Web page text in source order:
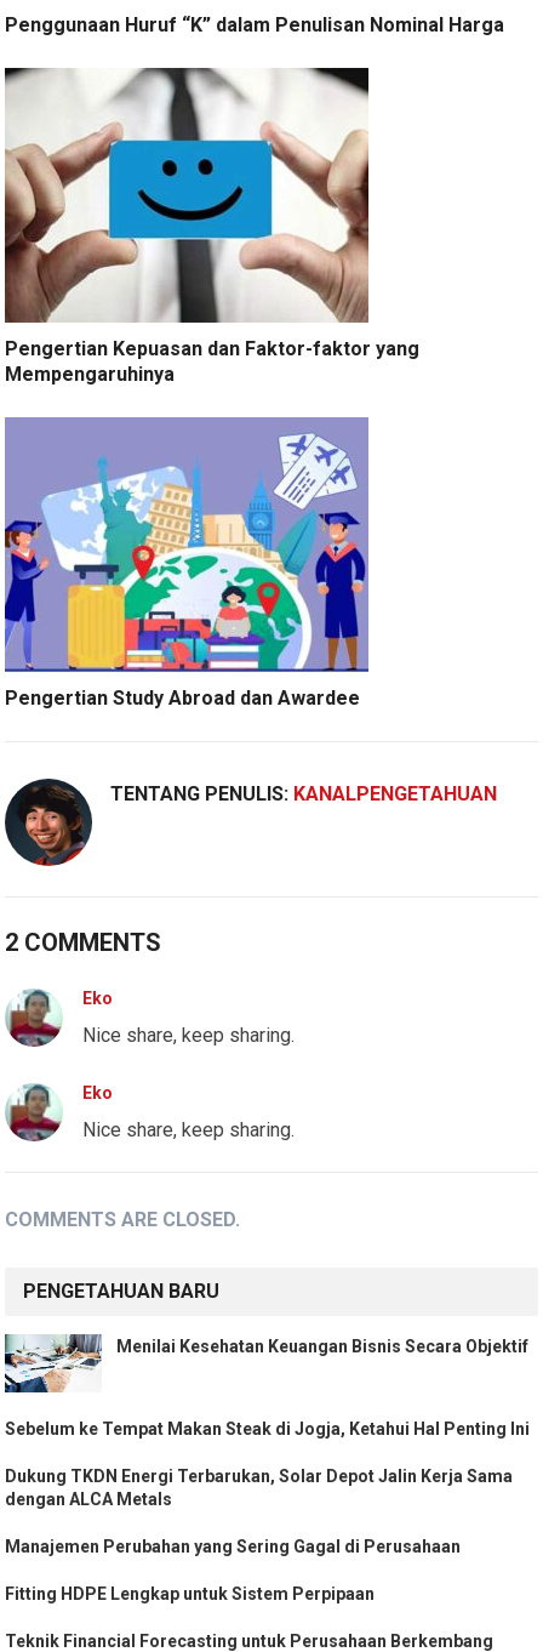
Penggunaan Huruf “K” dalam Penulisan Nominal Harga
Pengertian Kepuasan dan Faktor-faktor yang
Mempengaruhinya
Pengertian Study Abroad dan Awardee
TENTANG PENULIS: KANALPENGETAHUAN
2 COMMENTS
Eko
Nice share, keep sharing.
Eko
Nice share, keep sharing.
COMMENTS ARE CLOSED.
PENGETAHUAN BARU
Menilai Kesehatan Keuangan Bisnis Secara Objektif
Sebelum ke Tempat Makan Steak di Jogja, Ketahui Hal Penting Ini
Dukung TKDN Energi Terbarukan, Solar Depot Jalin Kerja Sama
dengan ALCA Metals
Manajemen Perubahan yang Sering Gagal di Perusahaan
Fitting HDPE Lengkap untuk Sistem Perpipaan
Teknik Financial Forecasting untuk Perusahaan Berkembang